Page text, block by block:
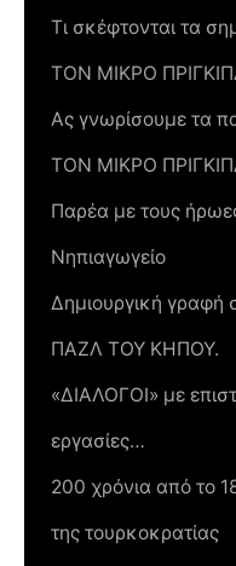
Τι σκέφτονται τα
ΤΟΝ ΜΙΚΡΟ
Ας γνωρίσουμε τα
ΤΟΝ ΜΙΚΡΟ
Παρέα με τους
Νηπιαγωγείο
Δημιουργική γραφή
ΠΑΖΛ ΤΟΥ ΚΗΠΟΥ.
«ΔΙΑΛΟΓΟΙ» με
εργασίες…
200 χρόνια από το
της τουρκοκρατίας